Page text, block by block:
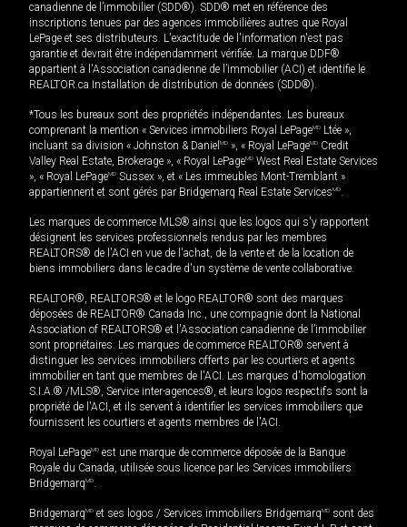
canadienne de l’immobilier (SDD®). SDD® met en référence des
inscriptions tenues par des agences immobilières autres que Royal
LePage et ses distributeurs. L'exactitude de l'information n'est pas
garantie et devrait être indépendamment vérifiée. La marque DDF®
appartient à l'Association canadienne de l’immobilier (ACI) et identifie le
REALTOR.ca Installation de distribution de données (SDD®).
*Tous les bureaux sont des propriétés indépendantes. Les bureaux
comprenant la mention « Services immobiliers Royal LePageMD Ltée »,
incluant sa division « Johnston & Daniel MD », « Royal LePageMD Credit
Valley Real Estate, Brokerage », « Royal LePageMD West Real Estate Services
», « Royal LePageMD Sussex », et « Les immeubles Mont-Tremblant »
appartiennent et sont gérés par Bridgemarq Real Estate ServicesMD.
Les marques de commerce MLS® ainsi que les logos qui s'y rapportent
désignent les services professionnels rendus par les membres
REALTORS® de l'ACI en vue de l'achat, de la vente et de la location de
biens immobiliers dans le cadre d'un système de vente collaborative.
REALTOR®, REALTORS® et le logo REALTOR® sont des marques
déposées de REALTOR® Canada Inc., une compagnie dont la National
Association of REALTORS® et l'Association canadienne de l’immobilier
sont propriétaires. Les marques de commerce REALTOR® servent à
distinguer les services immobiliers offerts par les courtiers et agents
immobilier en tant que membres de l'ACI. Les marques d'homologation
S.I.A.® /MLS®, Service inter-agences®, et leurs logos respectifs sont la
propriété de l'ACI, et ils servent à identifier les services immobiliers que
fournissent les courtiers et agents membres de l'ACI.
Royal LePageMD est une marque de commerce déposée de la Banque
Royale du Canada, utilisée sous licence par les Services immobiliers
BridgemarqMD.
BridgemarqMD et ses logos / Services immobiliers BridgemarqMD sont des